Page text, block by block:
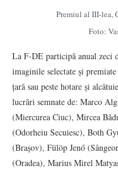
Premiul al III-lea,
Foto:
La F-DE participă anual zeci
imaginile selectate și
țară sau peste hotare și
lucrări semnate de: Marco
(Miercurea Ciuc), Mircea
(Odorheiu Secuiesc), Both
(Brașov), Fülöp Jenő
(Oradea), Marius Mirel